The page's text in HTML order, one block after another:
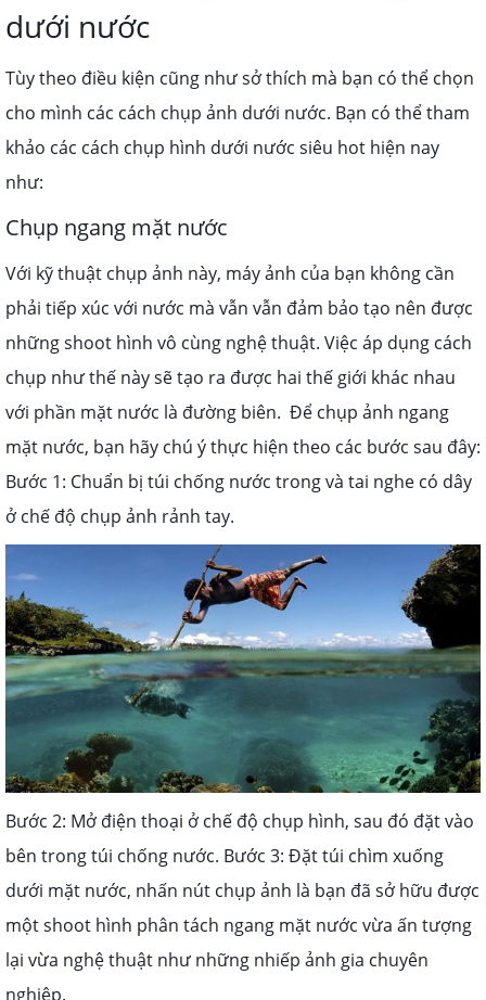
dưới nước
Tùy theo điều kiện cũng như sở thích mà bạn có thể chọn
cho mình các cách chụp ảnh dưới nước. Bạn có thể tham
khảo các cách chụp hình dưới nước siêu hot hiện nay
như:
Chụp ngang mặt nước
Với kỹ thuật chụp ảnh này, máy ảnh của bạn không cần
phải tiếp xúc với nước mà vẫn vẫn đảm bảo tạo nên được
những shoot hình vô cùng nghệ thuật. Việc áp dụng cách
chụp như thế này sẽ tạo ra được hai thế giới khác nhau
với phần mặt nước là đường biên. Để chụp ảnh ngang
mặt nước, bạn hãy chú ý thực hiện theo các bước sau đây:
Bước 1: Chuẩn bị túi chống nước trong và tai nghe có dây
ở chế độ chụp ảnh rảnh tay.
Bước 2: Mở điện thoại ở chế độ chụp hình, sau đó đặt vào
bên trong túi chống nước. Bước 3: Đặt túi chìm xuống
dưới mặt nước, nhấn nút chụp ảnh là bạn đã sở hữu được
một shoot hình phân tách ngang mặt nước vừa ấn tượng
lại vừa nghệ thuật như những nhiếp ảnh gia chuyên
nghiệp.